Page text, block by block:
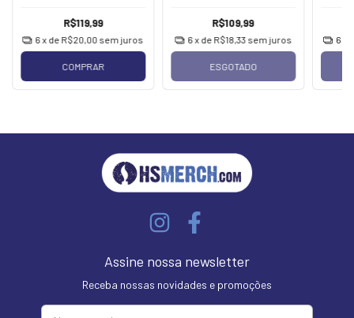
R$119,99
6x de R$20,00 sem juros
COMPRAR
R$109,99
6x de R$18,33 sem juros
ESGOTADO
6
Assine nossa newsletter
Receba nossas novidades e promoções